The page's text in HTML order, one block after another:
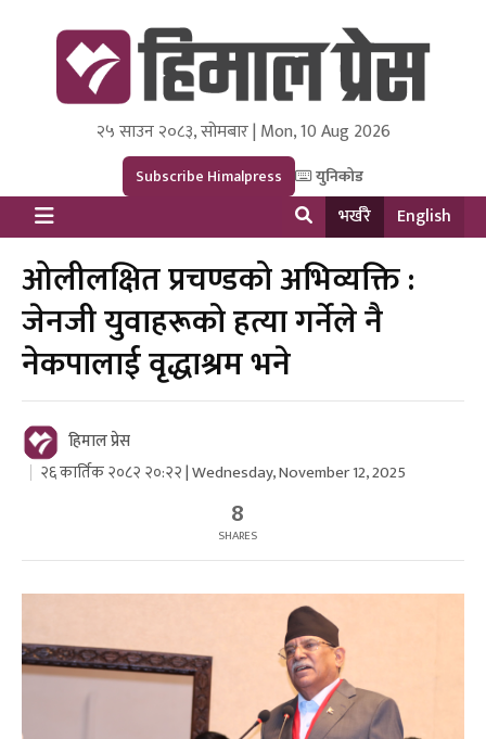
Himal Press
Dot NewsyNepal Media and Research Pvt Ltd.
२५ साउन २०८३, सोमबार | Mon, 10 Aug 2026
Subscribe Himalpress युनिकोड
भर्खरै English
ओलीलक्षित प्रचण्डको अभिव्यक्ति :
जेनजी युवाहरूको हत्या गर्नेले नै
नेकपालाई वृद्धाश्रम भने
हिमाल प्रेस
२६ कार्तिक २०८२ २०:२२ | Wednesday, November 12, 2025
8
SHARES